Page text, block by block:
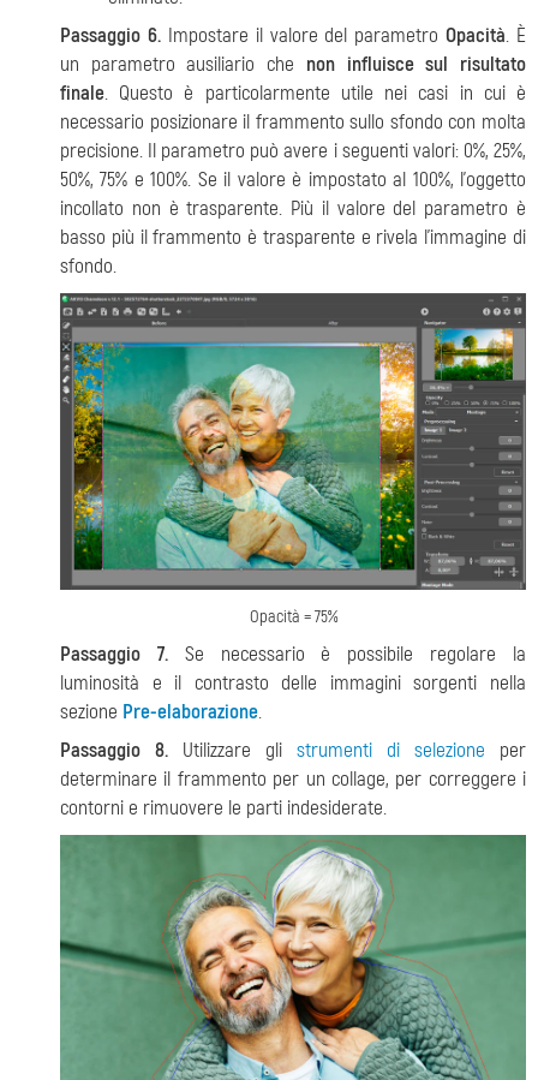
Passaggio 6.Impostare il valore del parametroOpacità. È
un parametro ausiliario che non influisce sul risultato
finale. Questo è particolarmente utile nei casi in cui è
necessario posizionare il frammento sullo sfondo con molta
precisione. Il parametro può avere i seguenti valori: 0%, 25%,
50%, 75% e 100%. Se il valore è impostato al 100%, l’oggetto
incollato non è trasparente. Più il valore del parametro è
basso più il frammento è trasparente e rivela l’immagine di
sfondo.
Opacità = 75%
Passaggio 7.Se necessario è possibile regolare la
luminosità e il contrasto delle immagini sorgenti nella
sezione Pre-elaborazione.
Passaggio 8. Utilizzare gli strumenti di selezione per
determinare il frammento per un collage, per correggere i
contorni e rimuovere le parti indesiderate.